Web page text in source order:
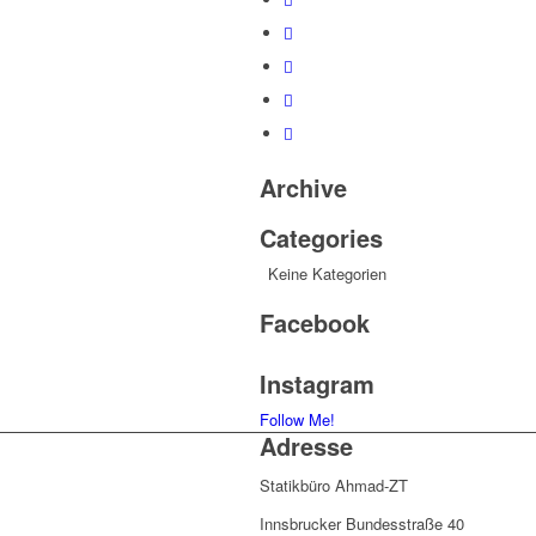
Archive
Categories
Keine Kategorien
Facebook
Instagram
Follow Me!
Adresse
Statikbüro Ahmad-ZT
Innsbrucker Bundesstraße 40